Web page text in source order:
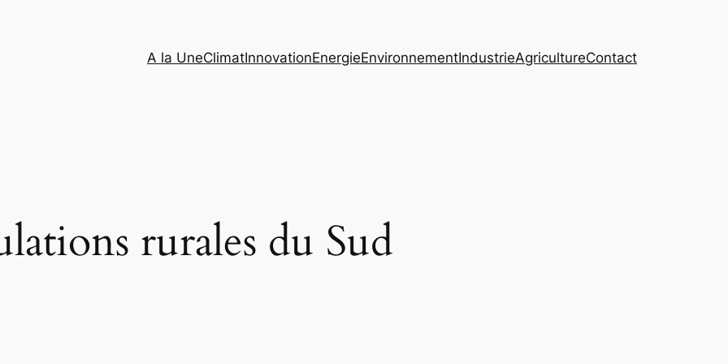
A la UneClimatInnovationEnergieEnvironnementIndustrieAgricultureContact
rurales du Sud